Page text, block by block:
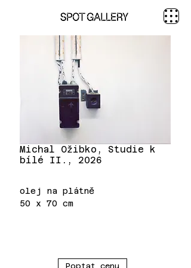
Michal Ožibko, Studie k
bílé II., 2026
olej na plátně
50 x 70 cm
Poptat cenu